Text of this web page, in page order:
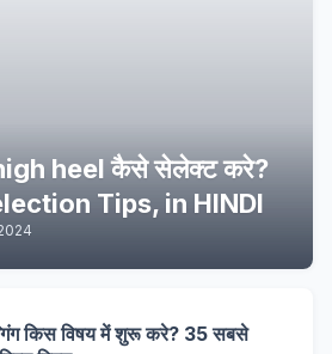
heel कैसे सेलेक्ट करे?
Tips, in HINDI
किस विषय में शुरू करे? 35 सबसे